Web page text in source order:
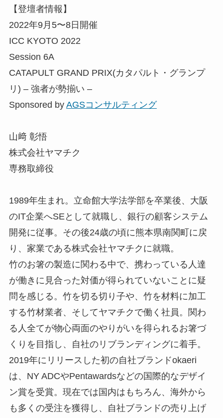
【登壇者情報】
2022年9月5〜8日開催
ICC KYOTO 2022
Session 6A
CATAPULT GRAND PRIX(カタパルト・グランプ
リ) – 強者が勢揃い –
Sponsored by AGSコンサルティング
山﨑 彰悟
株式会社ヤマチク
専務取締役
1989年生まれ。立命館大学法学部を卒業後、大阪
のIT企業へSEとして就職し、銀行の顧客システム
開発に従事。その後24歳の頃に熊本県南関町に戻
り、家業である株式会社ヤマチクに就職。
竹のお箸の製造に関わる中で、携わっている人達
が働きに見合った対価が得られていないことに疑
問を感じる。竹を切る切り子や、竹を材料に加工
する竹材業者、そしてヤマチクで働く社員。関わ
る人全てが物心両面のやりがいを得られるお箸づ
くりを目指し、自社のリブランディングに着手。
2019年にリリースした初の自社ブランドokaeri
は、NY ADCやPentawardsなどの国際的なデザイ
ン賞を受賞。現在では国内はもちろん、海外から
も多くの受注を獲得し、自社ブランドの売り上げ